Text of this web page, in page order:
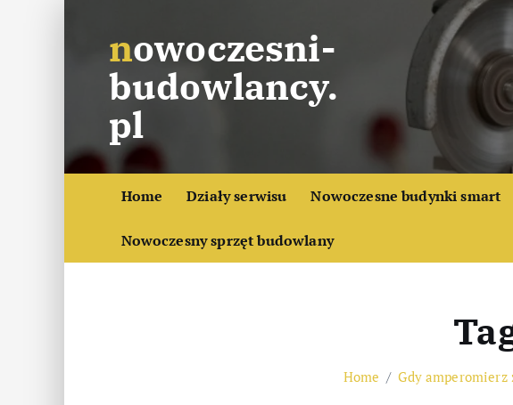
c
o
nowoczesni-
budowlancy.
pl
Home Działy serwisu Nowoczesne budynki smart
Nowoczesny sprzęt budowlany
Home Gdy amperomierz